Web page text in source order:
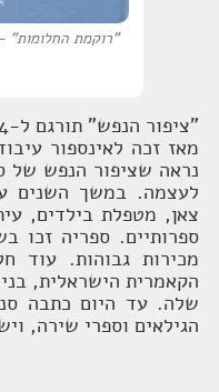
"רוקמת החלומות"
מאז זכה לאינספור
נראה שציפור הנפש של
לעצמה. במשך השנים
צאן, מטפלת בילדים,
ספרותיים. ספריה זכו
מכירות גבוהות. עוד
הקאמרית הישראלית,
הגילאים וספרי שירה,